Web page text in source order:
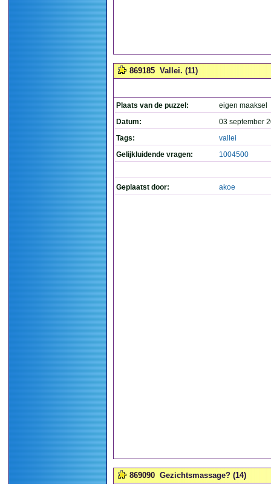
869185 Vallei. (11)
Plaats van de puzzel:
eigen maaksel
Datum:
03 september
Tags:
vallei
Gelijkluidende vragen:
1004500
Geplaatst door: akoe
869090 Gezichtsmassage? (14)